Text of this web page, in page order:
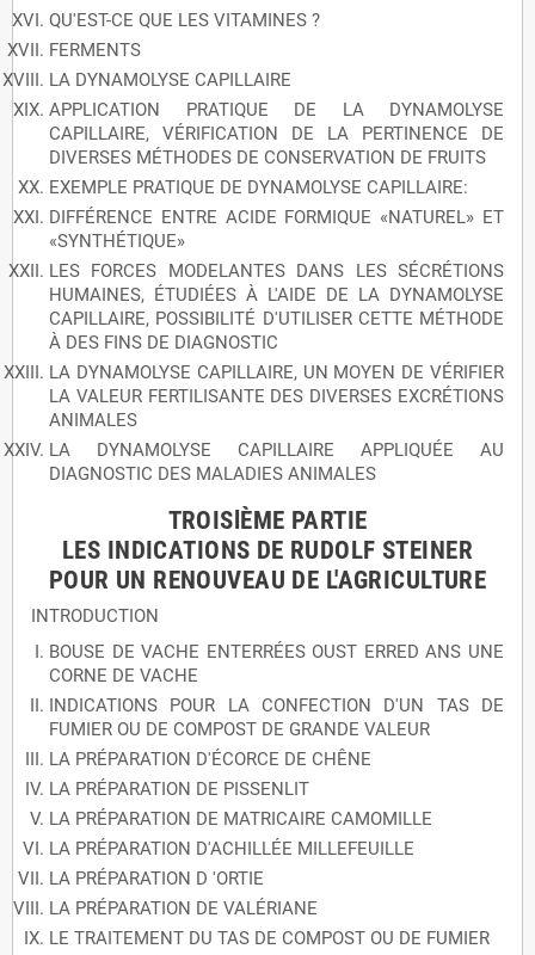
QU'EST-CE QUE LES VITAMINES ?
FERMENTS
LA DYNAMOLYSE CAPILLAIRE
APPLICATION PRATIQUE DE LA DYNAMOLYSE
CAPILLAIRE, VÉRIFICATION DE LA PERTINENCE DE
DIVERSES MÉTHODES DE CONSERVATION DE FRUITS
EXEMPLE PRATIQUE DE DYNAMOLYSE CAPILLAIRE:
DIFFÉRENCE ENTRE ACIDE FORMIQUE «NATUREL» ET
«SYNTHÉTIQUE»
LES FORCES MODELANTES DANS LES SÉCRÉTIONS
HUMAINES, ÉTUDIÉES À L'AIDE DE LA DYNAMOLYSE
CAPILLAIRE, POSSIBILITÉ D'UTILISER CETTE MÉTHODE
À DES FINS DE DIAGNOSTIC
LA DYNAMOLYSE CAPILLAIRE, UN MOYEN DE VÉRIFIER
LA VALEUR FERTILISANTE DES DIVERSES EXCRÉTIONS
ANIMALES
LA DYNAMOLYSE CAPILLAIRE APPLIQUÉE AU
DIAGNOSTIC DES MALADIES ANIMALES
TROISlÈME PARTIE
LES INDICATIONS DE RUDOLF STEINER
POUR UN RENOUVEAU DE L'AGRICULTURE
INTRODUCTION
BOUSE DE VACHE ENTERRÉES OUST ERRED ANS UNE
CORNE DE VACHE
INDICATIONS POUR LA CONFECTION D'UN TAS DE
FUMIER OU DE COMPOST DE GRANDE VALEUR
LA PRÉPARATION D'ÉCORCE DE CHÊNE
LA PRÉPARATION DE PISSENLIT
LA PRÉPARATION DE MATRICAIRE CAMOMILLE
LA PRÉPARATION D'ACHILLÉE MILLEFEUILLE
LA PRÉPARATION D 'ORTIE
LA PRÉPARATION DE VALÉRIANE
LE TRAITEMENT DU TAS DE COMPOST OU DE FUMIER